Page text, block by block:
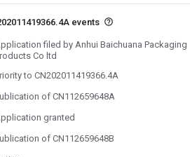
events
filed by Anhui Baichuana Packaging
Co ltd
to CN202011419366.4A
of CN112659648A
granted
of CN112659648B